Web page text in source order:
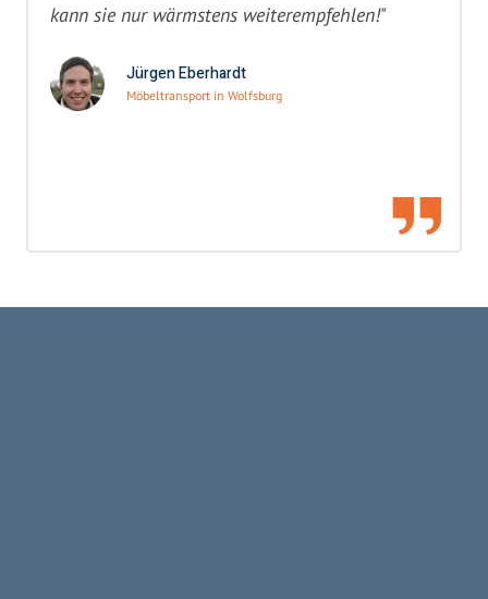
kann sie nur wärmstens weiterempfehlen!"
Jürgen Eberhardt
Möbeltransport in Wolfsburg